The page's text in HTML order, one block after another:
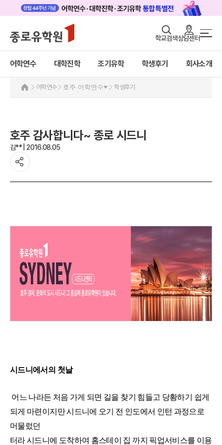
학교검색상담센터
어학연수 대학진학 조기유학 학생후기 회사소개
로그인 회원가입
어학연수
대학진학
조기/캠프
고객서비스
유학가이드
미국
캐나다
영국
호주
과정소개
프로그램
뉴질랜드
어학연수 정보
어학연수 호주 어학연수 학생후기
호주 감사합니다~ 종로 시드니
김** | 2016.08.05
시드니에서의 첫날
어느 나라든 처음 가게 되면 길을 찾기 힘들고 당황하기 쉽게
되게 마련이지만 시드니에 오기 전 인도에서 인턴 과정으로
머물렀던
터라 시드니에 도착하여 홈스테이 집 까지 픽업서비스를 이용